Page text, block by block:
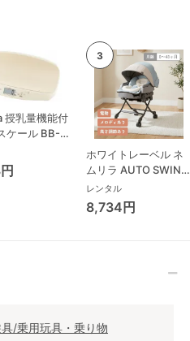
授乳量機能付
ケール BB-
タ(TANITA)
ケール・体重
ホワイトレーベル ネ
ムリラ AUTO SWING
BEDi Long スリープ
シェル EG コンビ
(Combi) ハイローチ
レンタル
8,734円
/乗用玩具・乗り物